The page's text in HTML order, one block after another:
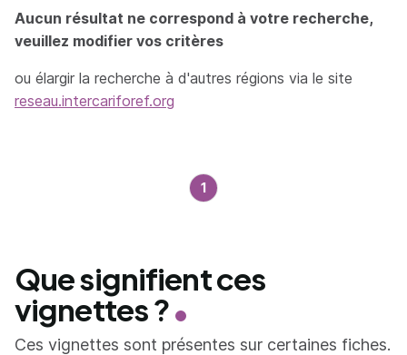
Aucun résultat ne correspond à votre recherche,
veuillez modifier vos critères
ou élargir la recherche à d'autres régions via le site
reseau.intercariforef.org
1
Que signifient ces
vignettes ?
Ces vignettes sont présentes sur certaines fiches.